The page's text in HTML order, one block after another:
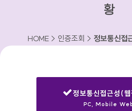
황
HOME > 인증조회 > 정보통신접
정보통신접근성(
PC, Mobile